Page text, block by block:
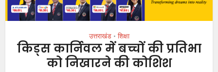
उत्तराखंड • शिक्षा
किड्स कार्निवल में बच्चों की प्रतिभा
को निखारने की कोशिश